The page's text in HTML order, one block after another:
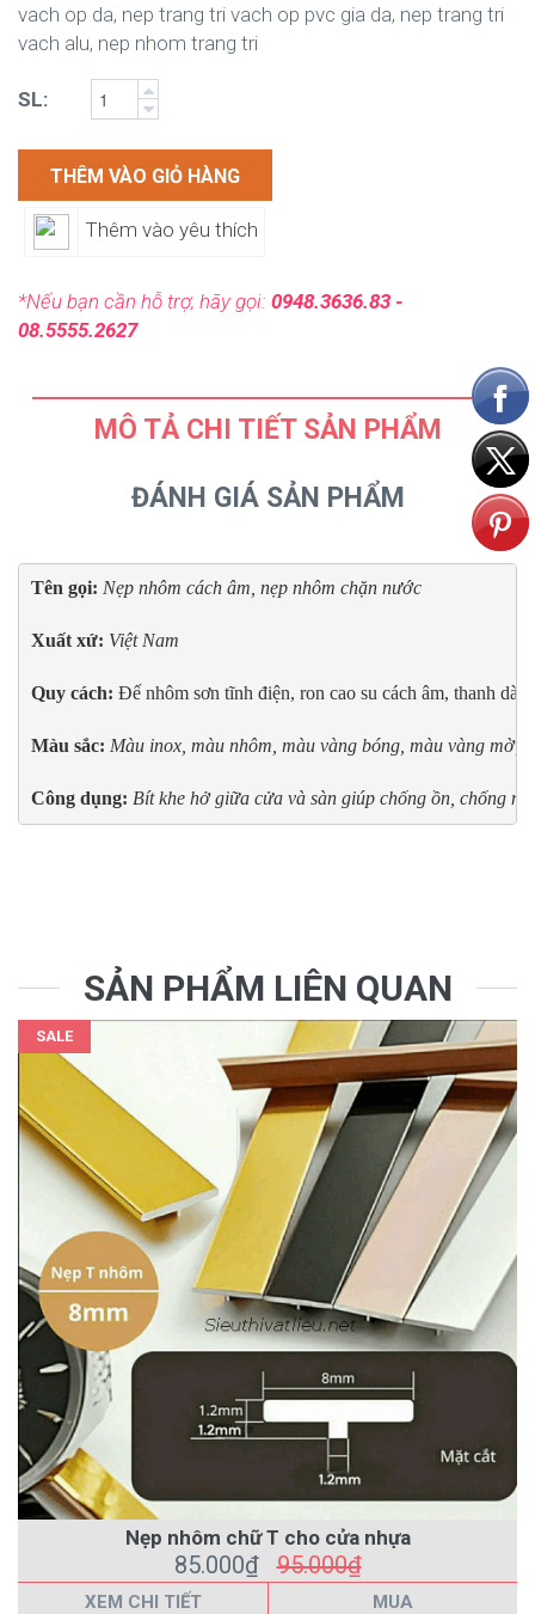
vach op da, nep trang tri vach op pvc gia da, nep trang tri
vach alu, nep nhom trang tri
SL:
THÊM VÀO GIỎ HÀNG
Thêm vào yêu thích
*Nếu bạn cần hỗ trợ, hãy gọi: 0948.3636.83 -
08.5555.2627
MÔ TẢ CHI TIẾT SẢN PHẨM
ĐÁNH GIÁ SẢN PHẨM
Tên gọi: Nẹp nhôm cách âm, nẹp nhôm chặn nước
Xuất xứ:
Quy cách: Đế nhôm sơn tĩnh điện, ron cao su cách âm, thanh dài
Màu sắc:
Công dụng: Bít khe hở giữa cửa và sàn giúp chống ồn, chống
SẢN PHẨM LIÊN QUAN
SALE
Nẹp nhôm chữ T cho cửa nhựa
85.000₫95.000₫
XEM CHI TIẾT MUA